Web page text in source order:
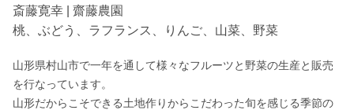
斎藤寛幸 | 齋藤農園
桃、ぶどう、ラフランス、りんご、山菜、野菜
山形県村山市で一年を通して様々なフルーツと野菜の生産と販売
を行なっています。
山形だからこそできる土地作りからこだわった旬を感じる季節の